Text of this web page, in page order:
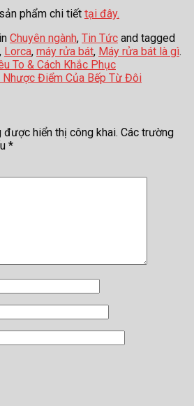
phẩm chi tiết tại đây.
Chuyên ngành, Tin Tức and tagged
, Lorca, máy rửa bát, Máy rửa bát là gì.
To & Cách Khắc Phục
Nhược Điểm Của Bếp Từ Đôi
được hiển thị công khai. Các trường
*